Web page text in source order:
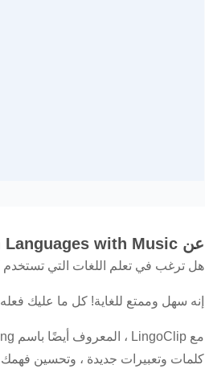
عن Learn Languages with Music
هل ترغب في تعلم اللغات التي تستخدم
إنه سهل وممتع للغاية! كل ما عليك
كلمات وتعبيرات جديدة ، وتحسين فهمك